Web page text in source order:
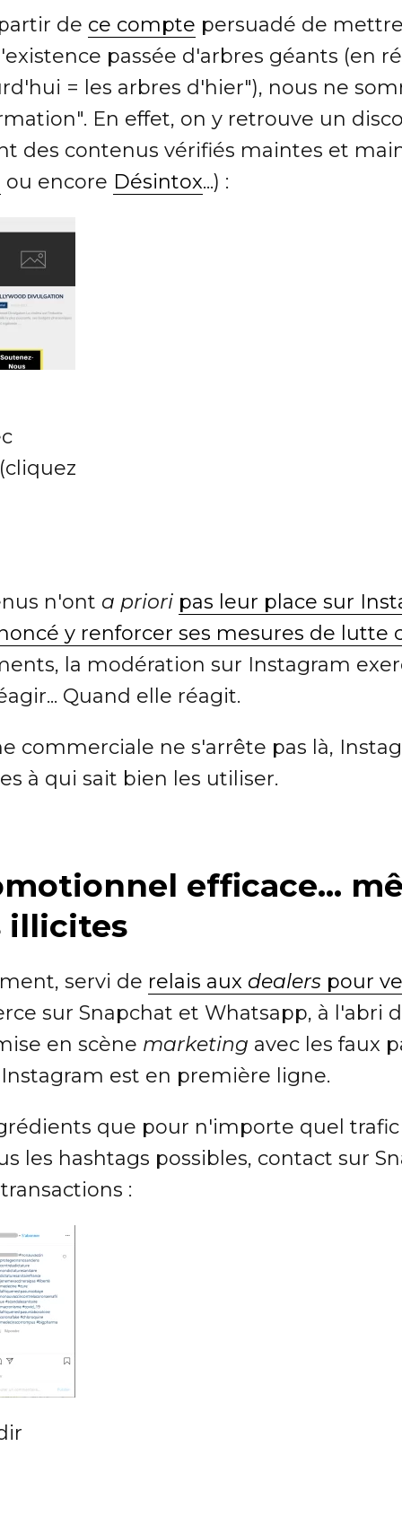
de ce compte persuadé de
passée d'arbres géants (en
= les arbres d'hier"), nous ne
En effet, on y retrouve un
des contenus vérifiés maintes et
ou encore Désintox...) :
n'ont a priori pas leur place sur
y renforcer ses mesures de lutte
la modération sur Instagram
Quand elle réagit.
commerciale ne s'arrête pas là,
à qui sait bien les utiliser.
efficace...
illicites
servi de relais aux dealers pour
sur Snapchat et Whatsapp, à l'abri
en scène marketing avec les faux
est en première ligne.
que pour n'importe quel
les hashtags possibles, contact sur
: